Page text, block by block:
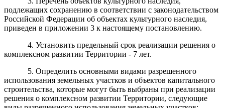
подлежащих сохранению в соответствии с законодательством
Российской Федерации об объектах культурного наследия,
приведен в приложении 3 к настоящему постановлению.
4. Установить предельный срок реализации решения о
комплексном развитии Территории - 7 лет.
5. Определить основными видами разрешенного
использования земельных участков и объектов капитального
строительства, которые могут быть выбраны при реализации
решения о комплексном развитии Территории, следующие